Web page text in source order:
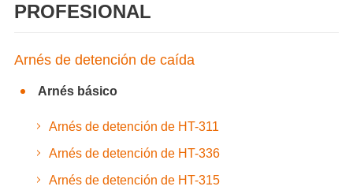
PROFESIONAL
Arnés de detención de caída
Arnés básico
Arnés de detención de HT-311
Arnés de detención de HT-336
Arnés de detención de HT-315